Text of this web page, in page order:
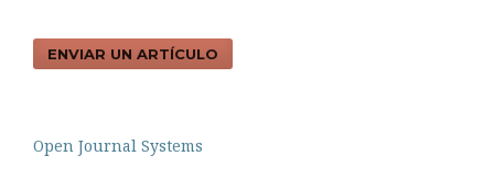
ENVIAR UN ARTÍCULO
Open Journal Systems